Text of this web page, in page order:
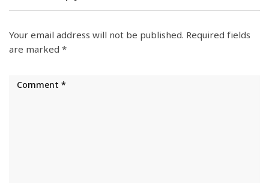
Your email address will not be published. Required fields
are marked *